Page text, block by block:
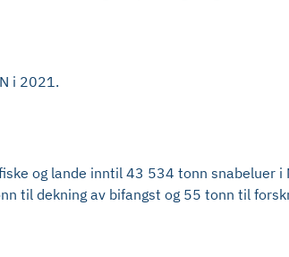
i 2021.
og lande inntil 43 534 tonn snabeluer i
til dekning av bifangst og 55 tonn til